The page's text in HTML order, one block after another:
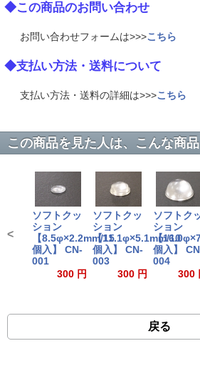
◆この商品のお問い合わせ
お問い合わせフォームは>>>こちら
◆支払い方法・送料について
支払い方法・送料の詳細は>>>こちら
ソフトクッ
ション
【8.5φ×2.2mm/15
個入】 CN-
001
300 円
ソフトクッ
ション
【11.1φ×5.1mm/10
個入】 CN-
003
300 円
ソフトク
ション
【
個入】
004
300
<
戻る